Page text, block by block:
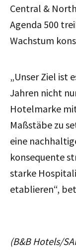
Central &
Agenda 500
Wachstum
„Unser Ziel ist
Jahren nicht
Hotelmarke
Maßstäbe zu
eine
konsequente
starke
etablieren“,
(B&B Hotels/